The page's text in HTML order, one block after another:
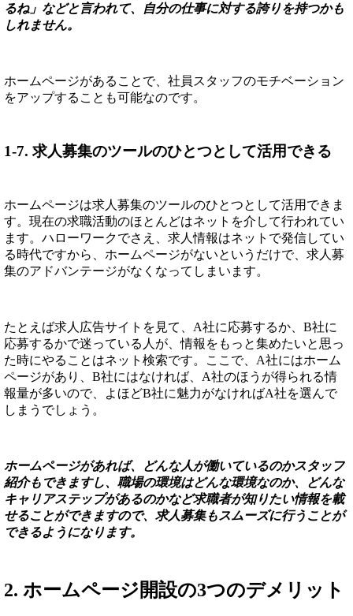
るね」などと言われて、自分の仕事に対する誇りを持つかも
しれません。
ホームページがあることで、社員スタッフのモチベーション
をアップすることも可能なのです。
1-7. 求人募集のツールのひとつとして活用できる
ホームページは求人募集のツールのひとつとして活用できま
す。現在の求職活動のほとんどはネットを介して行われてい
ます。ハローワークでさえ、求人情報はネットで発信してい
る時代ですから、ホームページがないというだけで、求人募
集のアドバンテージがなくなってしまいます。
たとえば求人広告サイトを見て、A社に応募するか、B社に
応募するかで迷っている人が、情報をもっと集めたいと思っ
た時にやることはネット検索です。ここで、A社にはホーム
ページがあり、B社にはなければ、A社のほうが得られる情
報量が多いので、よほどB社に魅力がなければA社を選んで
しまうでしょう。
ホームページがあれば、どんな人が働いているのかスタッフ
紹介もできますし、職場の環境はどんな環境なのか、どんな
キャリアステップがあるのかなど求職者が知りたい情報を載
せることができますので、求人募集もスムーズに行うことが
できるようになります。
2. ホームページ開設の3つのデメリット